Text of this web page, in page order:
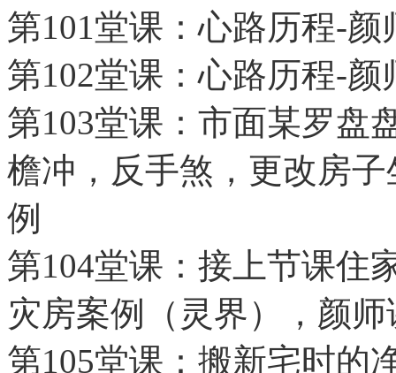
第101堂课：心路历程-
第102堂课：心路历程-
第103堂课：市面某罗盘
檐冲，反手煞，更改房
例
第104堂课：接上节课住
灾房案例（灵界），颜
第105堂课：搬新宅时的